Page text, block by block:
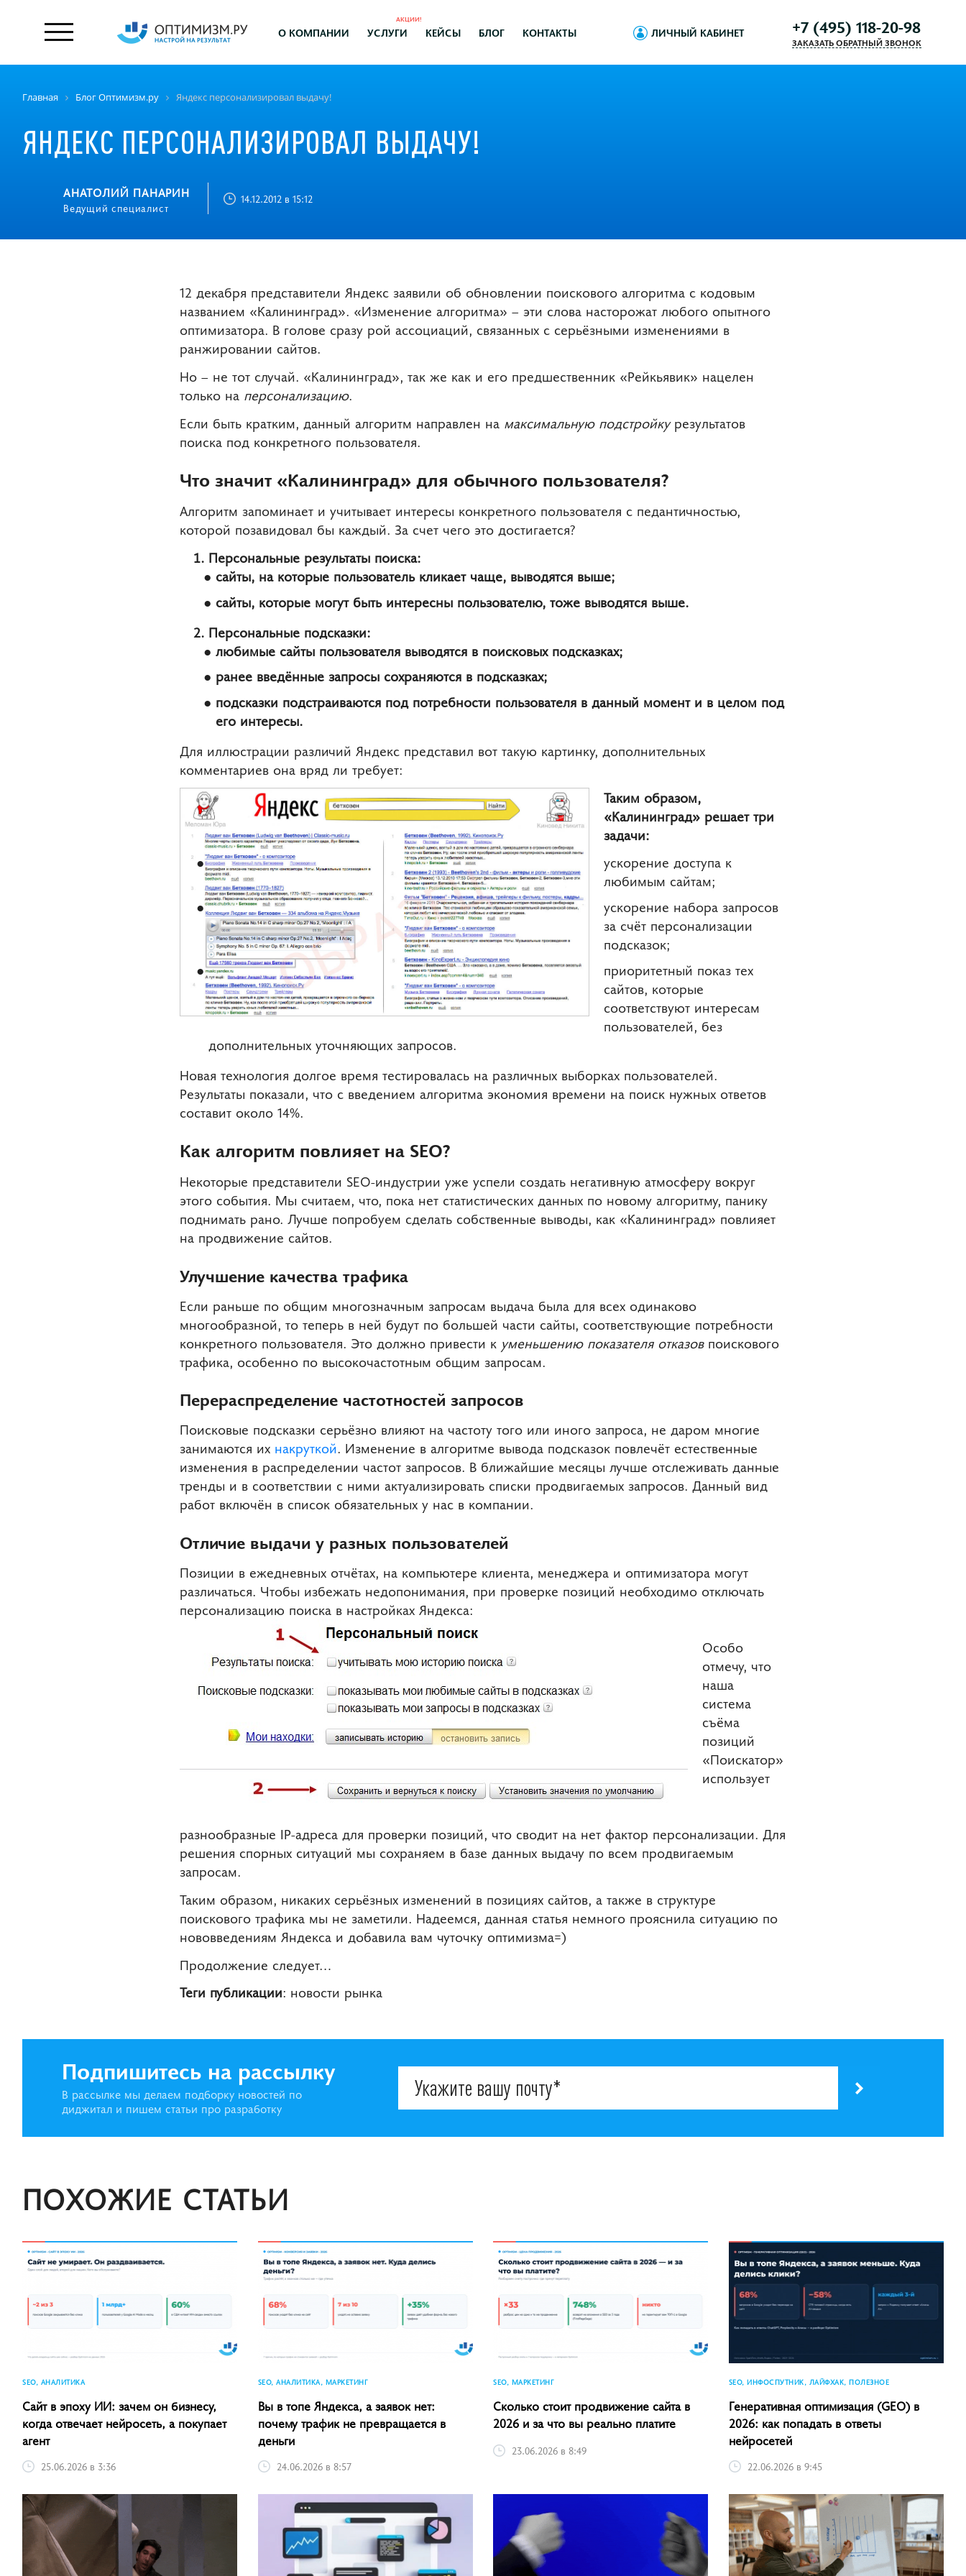
О КОМПАНИИ УСЛУГИ
АКЦИИ!
КЕЙСЫ БЛОГ КОНТАКТЫ ЛИЧНЫЙ КАБИНЕТ +7 (495) 118-20-98
ЗАКАЗАТЬ ОБРАТНЫЙ ЗВОНОК
Главная Блог Оптимизм.ру Яндекс персонализировал выдачу!
ЯНДЕКС ПЕРСОНАЛИЗИРОВАЛ ВЫДАЧУ!
АНАТОЛИЙ ПАНАРИН
Ведущий специалист
14.12.2012 в 15:12
12 декабря представители Яндекс заявили об обновлении поискового алгоритма с кодовым
названием «Калининград». «Изменение алгоритма» ­– эти слова насторожат любого опытного
оптимизатора. В голове сразу рой ассоциаций, связанных с серьёзными изменениями в
ранжировании сайтов.
Но – не тот случай. «Калининград», так же как и его предшественник «Рейкьявик» нацелен
только на персонализацию.
Если быть кратким, данный алгоритм направлен на максимальную подстройкурезультатов
поиска под конкретного пользователя.
Что значит «Калининград» для обычного пользователя?
Алгоритм запоминает и учитывает интересы конкретного пользователя с педантичностью,
которой позавидовал бы каждый. За счет чего это достигается?
Персональные результаты поиска:
сайты, на которые пользователь кликает чаще, выводятся выше;
сайты, которые могут быть интересны пользователю, тоже выводятся выше.
Персональные подсказки:
любимые сайты пользователя выводятся в поисковых подсказках;
ранее введённые запросы сохраняются в подсказках;
подсказки подстраиваются под потребности пользователя в данный момент и в целом под
его интересы.
Для иллюстрации различий Яндекс представил вот такую картинку, дополнительных
комментариев она вряд ли требует:
Таким образом,
«Калининград» решает три
задачи:
ускорение доступа к
любимым сайтам;
ускорение набора запросов
за счёт персонализации
подсказок;
приоритетный показ тех
сайтов, которые
соответствуют интересам
пользователей, без
дополнительных уточняющих запросов.
Новая технология долгое время тестировалась на различных выборках пользователей.
Результаты показали, что с введением алгоритма экономия времени на поиск нужных ответов
составит около 14%.
Как алгоритм повлияет на SEO?
Некоторые представители SEO-индустрии уже успели создать негативную атмосферу вокруг
этого события. Мы считаем, что, пока нет статистических данных по новому алгоритму, панику
поднимать рано. Лучше попробуем сделать собственные выводы, как «Калининград» повлияет
на продвижение сайтов.
Улучшение качества трафика
Если раньше по общим многозначным запросам выдача была для всех одинаково
многообразной, то теперь в ней будут по большей части сайты, соответствующие потребности
конкретного пользователя. Это должно привести к уменьшению показателя отказовпоискового
трафика, особенно по высокочастотным общим запросам.
Перераспределение частотностей запросов
Поисковые подсказки серьёзно влияют на частоту того или иного запроса, не даром многие
занимаются их накруткой. Изменение в алгоритме вывода подсказок повлечёт естественные
изменения в распределении частот запросов. В ближайшие месяцы лучше отслеживать данные
тренды и в соответствии с ними актуализировать списки продвигаемых запросов. Данный вид
работ включён в список обязательных у нас в компании.
Отличие выдачи у разных пользователей
Позиции в ежедневных отчётах, на компьютере клиента, менеджера и оптимизатора могут
различаться. Чтобы избежать недопонимания, при проверке позиций необходимо отключать
персонализацию поиска в настройках Яндекса:
Особо
отмечу, что
наша
система
съёма
позиций
«Поискатор»
использует
разнообразные IP-адреса для проверки позиций, что сводит на нет фактор персонализации. Для
решения спорных ситуаций мы сохраняем в базе данных выдачу по всем продвигаемым
запросам.
Таким образом, никаких серьёзных изменений в позициях сайтов, а также в структуре
поискового трафика мы не заметили. Надеемся, данная статья немного прояснила ситуацию по
нововведениям Яндекса и добавила вам чуточку оптимизма=)
Продолжение следует…
Теги публикации: новости рынка
Подпишитесь на рассылку
В рассылке мы делаем подборку новостей по
диджитал и пишем статьи про разработку
ПОХОЖИЕ СТАТЬИ
SEO, АНАЛИТИКА
Сайт в эпоху ИИ: зачем он бизнесу,
когда отвечает нейросеть, а покупает
агент
25.06.2026 в 3:36
SEO, АНАЛИТИКА, МАРКЕТИНГ
Вы в топе Яндекса, а заявок нет:
почему трафик не превращается в
деньги
24.06.2026 в 8:57
SEO, МАРКЕТИНГ
Сколько стоит продвижение сайта в
2026 и за что вы реально платите
23.06.2026 в 8:49
SEO, ИНФОСПУТНИК, ЛАЙФХАК, ПОЛЕЗНОЕ
Генеративная оптимизация (GEO) в
2026: как попадать в ответы
нейросетей
22.06.2026 в 9:45